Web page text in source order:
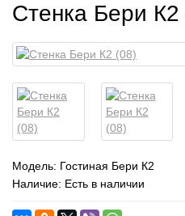
Стенка Бери К2
Модель: Гостиная Бери К2
Наличие: Есть в наличии